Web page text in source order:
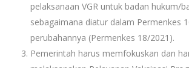
pelaksanaan VGR untuk badan hukum/
sebagaimana diatur dalam Permenkes
perubahannya (Permenkes 18/2021).
Pemerintah harus memfokuskan dan